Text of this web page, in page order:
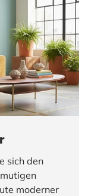
sich den
moderner